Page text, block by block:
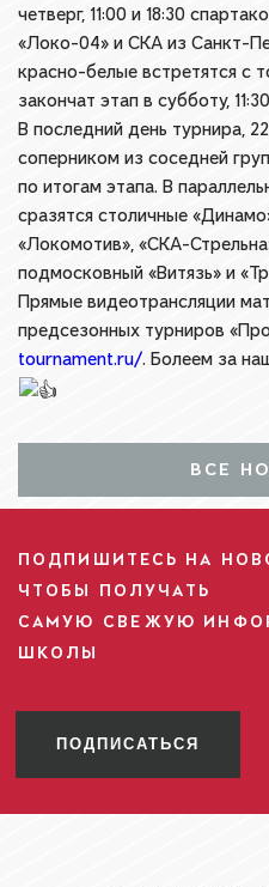
четверг, 11:00 и 18:30
«Локо-04» и СКА из Санкт-
красно-белые встретятся с
закончат этап в субботу,
В последний день турнира,
соперником из соседней
по итогам этапа. В
сразятся столичные
«Локомотив», «СКА-
подмосковный «Витязь» и
Прямые видеотрансляции
предсезонных турниров
tournament.ru/. Болеем за
ВСЕ
ПОДПИШИТЕСЬ НА
ЧТОБЫ ПОЛУЧАТЬ
САМУЮ СВЕЖУЮ
ШКОЛЫ
ПОДПИСАТЬСЯ